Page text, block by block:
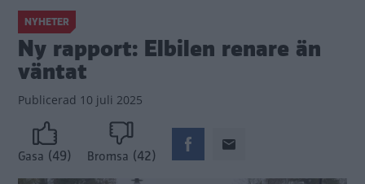
NYHETER
Ny rapport: Elbilen renare än
väntat
Publicerad 10 juli 2025
Gasa (49) Bromsa (42)